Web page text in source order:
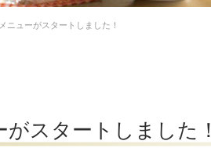
ニューがスタートしました！
がスタートしました！